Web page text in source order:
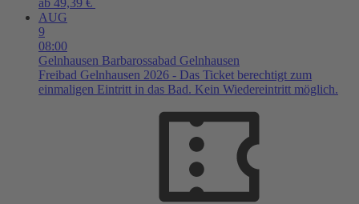
AUG
9
08:00
Gelnhausen Barbarossabad Gelnhausen
Freibad Gelnhausen 2026 - Das Ticket berechtigt zum
einmaligen Eintritt in das Bad. Kein Wiedereintritt möglich.